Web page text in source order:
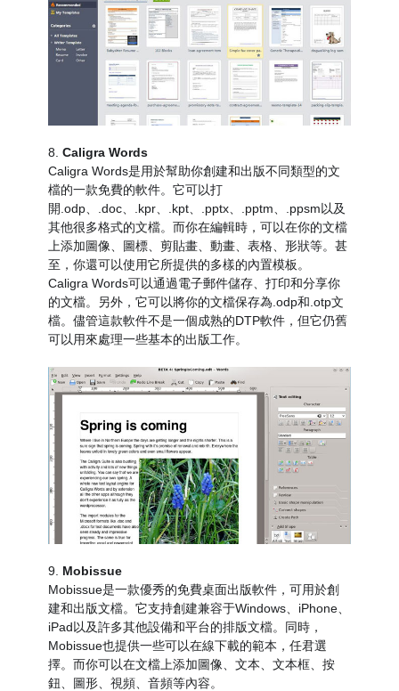
8. Caligra Words
Caligra Words是用於幫助你創建和出版不同類型的文
檔的一款免費的軟件。它可以打
開.odp、.doc、.kpr、.kpt、.pptx、.pptm、.ppsm以及
其他很多格式的文檔。而你在編輯時，可以在你的文檔
上添加圖像、圖標、剪貼畫、動畫、表格、形狀等。甚
至，你還可以使用它所提供的多樣的內置模板。
Caligra Words可以通過電子郵件儲存、打印和分享你
的文檔。另外，它可以將你的文檔保存為.odp和.otp文
檔。儘管這款軟件不是一個成熟的DTP軟件，但它仍舊
可以用來處理一些基本的出版工作。
9. Mobissue
Mobissue是一款優秀的免費桌面出版軟件，可用於創
建和出版文檔。它支持創建兼容于Windows、iPhone、
iPad以及許多其他設備和平台的排版文檔。同時，
Mobissue也提供一些可以在線下載的範本，任君選
擇。而你可以在文檔上添加圖像、文本、文本框、按
鈕、圖形、視頻、音頻等內容。